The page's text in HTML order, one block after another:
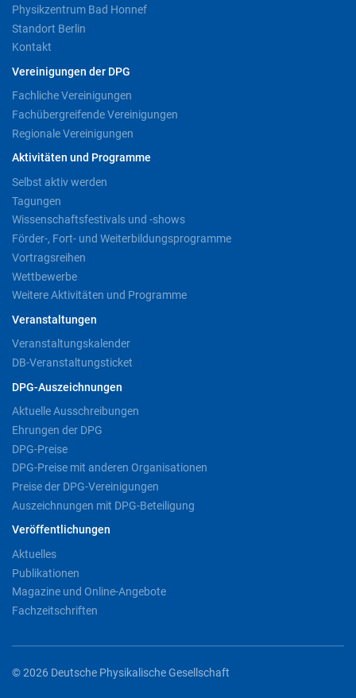
Physikzentrum Bad Honnef
Standort Berlin
Kontakt
Vereinigungen der DPG
Fachliche Vereinigungen
Fachübergreifende Vereinigungen
Regionale Vereinigungen
Aktivitäten und Programme
Selbst aktiv werden
Tagungen
Wissenschaftsfestivals und -shows
Förder-, Fort- und Weiterbildungsprogramme
Vortragsreihen
Wettbewerbe
Weitere Aktivitäten und Programme
Veranstaltungen
Veranstaltungskalender
DB-Veranstaltungsticket
DPG-Auszeichnungen
Aktuelle Ausschreibungen
Ehrungen der DPG
DPG-Preise
DPG-Preise mit anderen Organisationen
Preise der DPG-Vereinigungen
Auszeichnungen mit DPG-Beteiligung
Veröffentlichungen
Aktuelles
Publikationen
Magazine und Online-Angebote
Fachzeitschriften
© 2026 Deutsche Physikalische Gesellschaft